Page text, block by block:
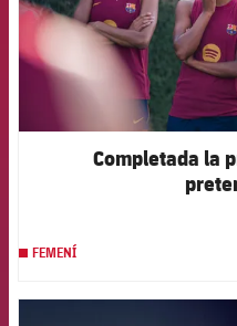
Completada la
FEMENÍ